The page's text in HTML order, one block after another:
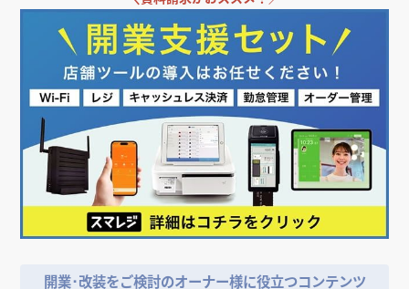
開業･改装をご検討のオーナー様に役立つコンテンツ